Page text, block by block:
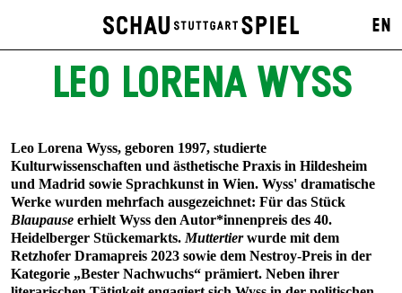
EN
LEO LORENA WYSS
Leo Lorena Wyss, geboren 1997, studierte
Kulturwissenschaften und ästhetische Praxis in Hildesheim
und Madrid sowie Sprachkunst in Wien. Wyss' dramatische
Werke wurden mehrfach ausgezeichnet: Für das Stück
Blaupause erhielt Wyss den Autor*innenpreis des 40.
Heidelberger Stückemarkts. Muttertierwurde mit dem
Retzhofer Dramapreis 2023 sowie dem Nestroy-Preis in der
Kategorie „Bester Nachwuchs“ prämiert. Neben ihrer